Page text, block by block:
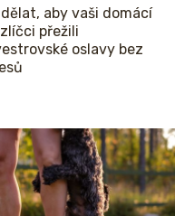
dělat, aby vaši domácí
přežili
oslavy bez